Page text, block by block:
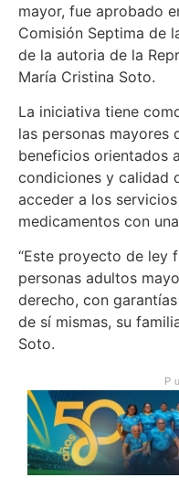
mayor, fue aprobado
Comisión Septima de
de la autoria de la
María Cristina Soto.
La iniciativa tiene
las personas mayores
beneficios orientados
condiciones y calidad
acceder a los
medicamentos con
“Este proyecto de ley
personas adultos
derecho, con
de sí mismas, su
Soto.